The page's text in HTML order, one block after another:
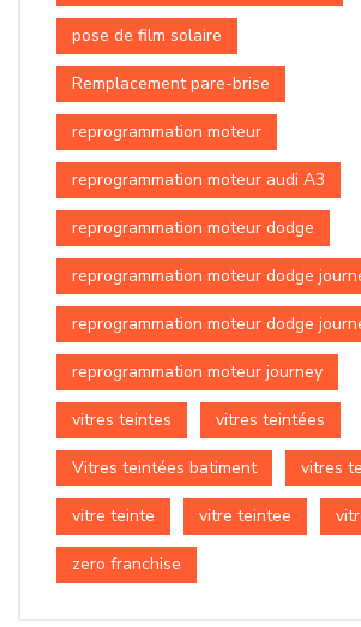
pose de film solaire
Remplacement pare-brise
reprogrammation moteur
reprogrammation moteur audi A3
reprogrammation moteur dodge
reprogrammation moteur dodge
reprogrammation moteur dodge
reprogrammation moteur journey
vitres teintes vitres teintées
Vitres teintées batiment vitres
vitre teinte vitre teintee
zero franchise